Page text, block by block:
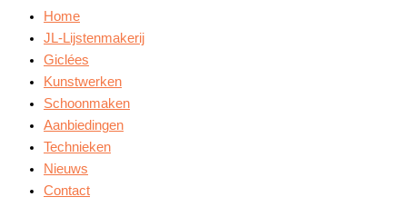
Home
JL-Lijstenmakerij
Giclées
Kunstwerken
Schoonmaken
Aanbiedingen
Technieken
Nieuws
Contact